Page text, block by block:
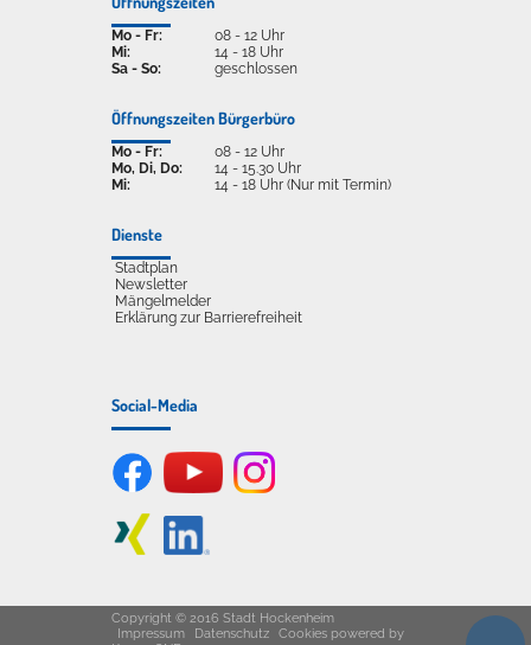
Mo - Fr:
Mi:
Sa - So:
08 - 12 Uhr
14 - 18 Uhr
geschlossen
Öffnungszeiten Bürgerbüro
Mo - Fr:
Mo, Di, Do:
Mi:
08 - 12 Uhr
14 - 15.30 Uhr
14 - 18 Uhr (Nur mit Termin)
Dienste
Stadtplan
Newsletter
Mängelmelder
Erklärung zur Barrierefreiheit
Social-Media
Copyright © 2016 Stadt Hockenheim
Impressum
Datenschutz Cookies powered by